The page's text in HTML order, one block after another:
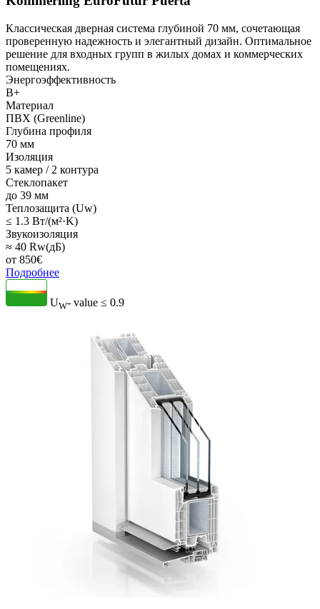
Классическая дверная система глубиной 70 мм, сочетающая
проверенную надежность и элегантный дизайн. Оптимальное
решение для входных групп в жилых домах и коммерческих
помещениях.
Энергоэффективность
B+
Материал
ПВХ (Greenline)
Глубина профиля
70 мм
Изоляция
5 камер / 2 контура
Стеклопакет
до 39 мм
Теплозащита (Uw)
≤ 1.3 Вт/(м²·K)
Звукоизоляция
≈ 40 Rw(дБ)
от 850€
Подробнее
UW- value ≤ 0.9